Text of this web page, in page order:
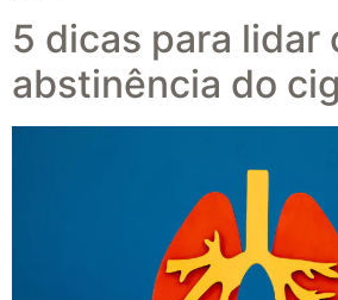
5 dicas para lidar
abstinência do